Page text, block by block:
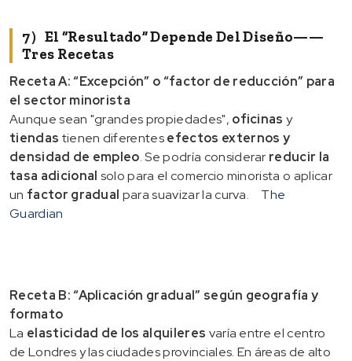
7）El “resultado” Depende Del Diseño——
Tres Recetas
Receta A: “Excepción” o “factor de reducción” para
el sector minorista
Aunque sean "grandes propiedades", oficinas y
tiendas tienen diferentesefectos externos y
densidad de empleo. Se podría considerar reducir la
tasa adicional solo para el comercio minorista o aplicar
un factor gradual para suavizar la curva.
The
Guardian
Receta B: “Aplicación gradual” según geografía y
formato
La elasticidad de los alquileres varía entre el centro
de Londres y las ciudades provinciales. En áreas de alto